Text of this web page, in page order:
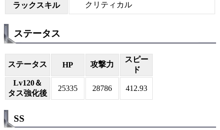
ラックスキル
クリティカル
ステータス
ステータス HP 攻撃力
スピー
ド
Lv120＆
タス強化後
25335 28786 412.93
SS